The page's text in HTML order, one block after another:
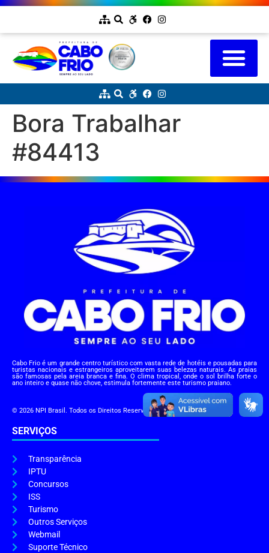
Bora Trabalhar
#84413
Cabo Frio é um grande centro turístico com vasta rede de hotéis e pousadas para
turistas nacionais e estrangeiros aproveitarem suas belezas naturais. As praias
são famosas pela areia branca e fina. O clima tropical, onde o sol brilha forte o
ano inteiro e quase não chove, estimula fortemente este turismo praiano.
© 2026 NPI Brasil. Todos os Direitos Reservados.
SERVIÇOS
Transparência
IPTU
Concursos
ISS
Turismo
Outros Serviços
Webmail
Suporte Técnico